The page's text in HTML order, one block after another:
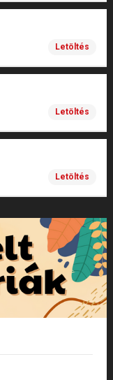
Letöltés
Letöltés
Letöltés